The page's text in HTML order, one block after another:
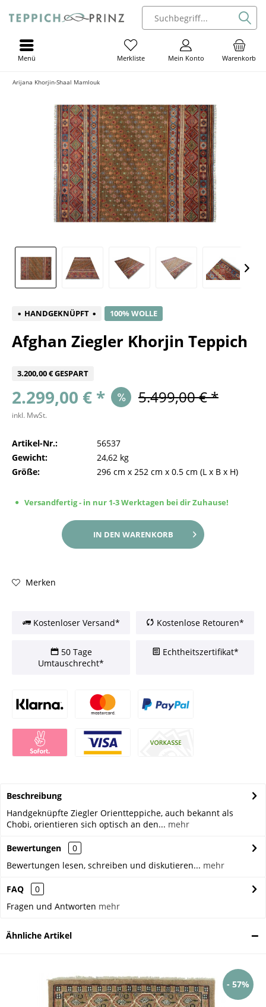
Warenkorb
Mein Konto
Merkliste
Menü
Arijana Khorjin-Shaal Mamlouk
HANDGEKNÜPFT 100% WOLLE
Afghan Ziegler Khorjin Teppich
3.200,00 € GESPART
2.299,00 € * 5.499,00 € *
inkl. MwSt.
Artikel-Nr.:
56537
Gewicht:
24,62 kg
Größe:
296 cm x 252 cm x 0.5 cm (L x B x H)
Versandfertig - in nur 1-3 Werktagen bei dir Zuhause!
IN DEN WARENKORB
Merken
Kostenloser Versand* Kostenlose Retouren*
50 Tage
Umtauschrecht*
Echtheitszertifikat*
Beschreibung
Handgeknüpfte Ziegler Orientteppiche, auch bekannt als
Chobi, orientieren sich optisch an den... mehr
Bewertungen
0
Bewertungen lesen, schreiben und diskutieren... mehr
FAQ
0
Fragen und Antworten mehr
Ähnliche Artikel
- 57%